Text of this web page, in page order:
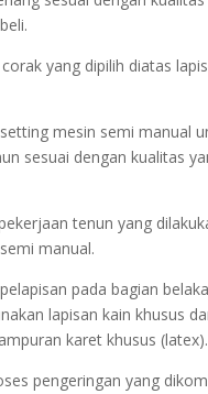
yang dipilih diatas
mesin semi manual
sesuai dengan kualitas
tenun yang
manual.
pada bagian
lapisan kain khusus
karet khusus (latex).
pengeringan yang